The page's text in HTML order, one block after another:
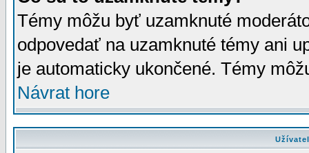
Témy môžu byť uzamknuté
odpovedať na uzamknuté témy ani
je automaticky ukončené. Témy
Návrat hore